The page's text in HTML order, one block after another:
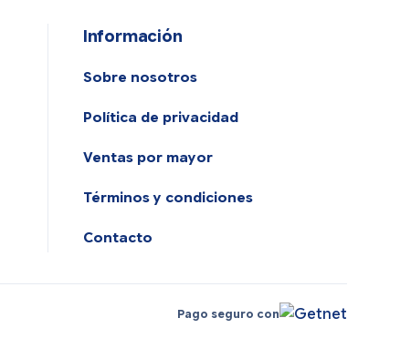
Información
Sobre nosotros
Política de privacidad
Ventas por mayor
Términos y condiciones
Contacto
Pago seguro con